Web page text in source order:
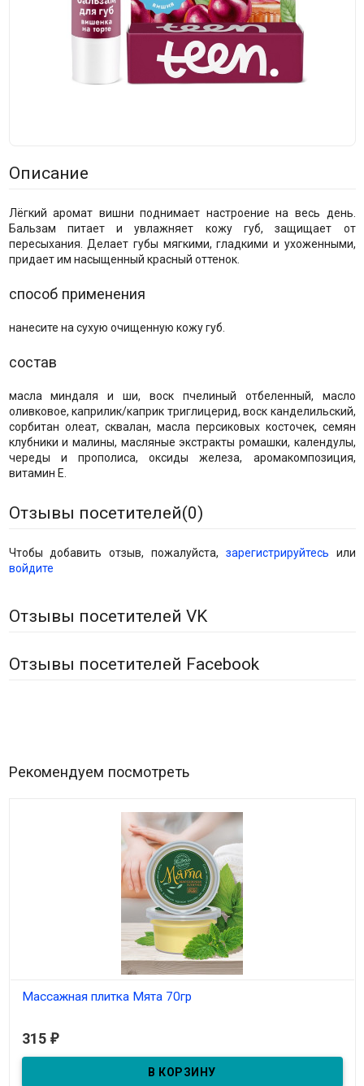
Описание
Лёгкий аромат вишни поднимает настроение на весь день.
Бальзам питает и увлажняет кожу губ, защищает от
пересыхания. Делает губы мягкими, гладкими и ухоженными,
придает им насыщенный красный оттенок.
способ применения
нанесите на сухую очищенную кожу губ.
состав
масла миндаля и ши, воск пчелиный отбеленный, масло
оливковое, каприлик/каприк триглицерид, воск канделильский,
сорбитан олеат, сквалан, масла персиковых косточек, семян
клубники и малины, масляные экстракты ромашки, календулы,
череды и прополиса, оксиды железа, аромакомпозиция,
витамин Е.
Отзывы посетителей(0)
Чтобы добавить отзыв, пожалуйста, зарегистрируйтесь или
войдите
Отзывы посетителей VK
Отзывы посетителей Facebook
Рекомендуем посмотреть
Массажная плитка Мята 70гр
315 ₽